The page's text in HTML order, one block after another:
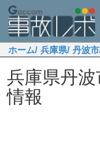
ホーム/ 兵庫県/ 丹波市
兵庫県丹
情報